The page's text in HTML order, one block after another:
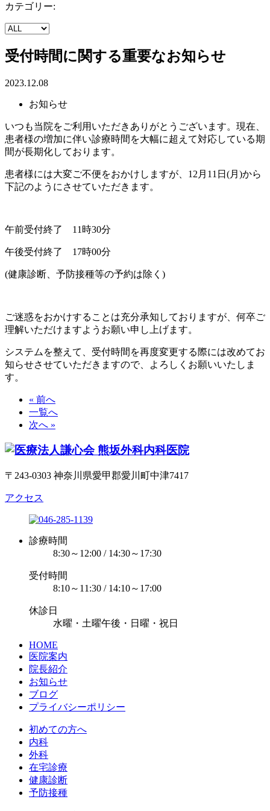
カテゴリー:
受付時間に関する重要なお知らせ
2023.12.08
お知らせ
いつも当院をご利用いただきありがとうございます。現在、
患者様の増加に伴い診療時間を大幅に超えて対応している期
間が長期化しております。
患者様には大変ご不便をおかけしますが、12月11日(月)から
下記のようにさせていただきます。
午前受付終了 11時30分
午後受付終了 17時00分
(健康診断、予防接種等の予約は除く)
ご迷惑をおかけすることは充分承知しておりますが、何卒ご
理解いただけますようお願い申し上げます。
システムを整えて、受付時間を再度変更する際には改めてお
知らせさせていただきますので、よろしくお願いいたしま
す。
« 前へ
一覧へ
次へ »
〒243-0303 神奈川県愛甲郡愛川町中津7417
アクセス
診療時間
8:30～12:00 / 14:30～17:30
受付時間
8:10～11:30 / 14:10～17:00
休診日
水曜・土曜午後・日曜・祝日
HOME
医院案内
院長紹介
お知らせ
ブログ
プライバシーポリシー
初めての方へ
内科
外科
在宅診療
健康診断
予防接種